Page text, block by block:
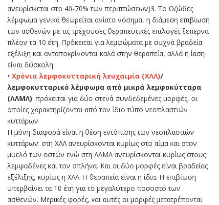
ανευρίσκεται στο 40-70% των περιπτώσεων)3. Το Οζώδες
λέμφωμα γενικά θεωρείται ανίατο νόσημα, η διάμεση επιβίωση
των ασθενών με τις τρέχουσες θεραπευτικές επιλογές ξεπερνά
πλέον τα 10 έτη. Πρόκειται για λεμφώματα με συχνά βραδεία
εξέλιξη και ανταποκρίνονται καλά στην θεραπεία, αλλά η ίαση
είναι δύσκολη.
• Χρόνια λεμφοκυτταρική λευχαιμία (ΧΛΛ)/
λεμφοκυτταρικό λέμφωμα από μικρά λεμφοκύτταρα
(ΛΛΜΛ): πρόκειται για δύο στενά συνδεδεμένες μορφές, οι
οποίες χαρακτηρίζονται από τον ίδιο τύπο νεοπλαστιών
κυττάρων.
Η μόνη διαφορά είναι η θέση εντόπισης των νεοπλαστιών
κυττάρων: στη ΧΛΛ ανευρίσκονται κυρίως στο αίμα και στον
μυελό των οστών ενώ στη ΛΛΜΛ ανευρίσκονται κυρίως στους
λεμφαδένες και τον σπλήνα. Και οι δύο μορφές είναι βραδείας
εξέλιξης, κυρίως η ΧΛΛ. Η θεραπεία είναι η ίδια. Η επιβίωση
υπερβαίνει τα 10 έτη για το μεγαλύτερο ποσοστό των
ασθενών. Μερικές φορές, και αυτές οι μορφές μετατρέπονται